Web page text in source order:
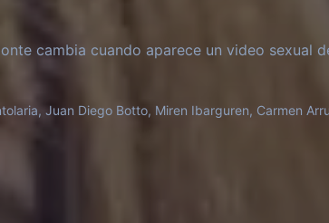
cambia cuando aparece un video sexual
Juan Diego Botto, Miren Ibarguren, Carmen